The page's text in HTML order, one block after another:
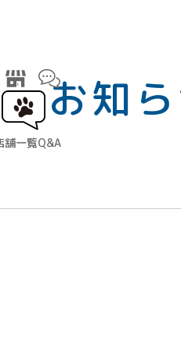
舗一覧Q&A
お知